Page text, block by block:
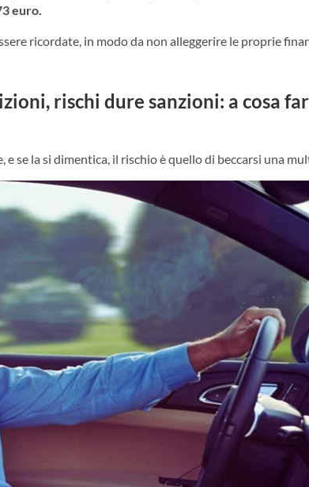
euro.
ricordate, in modo da non alleggerire le proprie
rischi dure sanzioni: a cosa
se la si dimentica, il rischio è quello di beccarsi una